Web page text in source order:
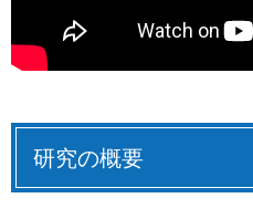
研究の概要